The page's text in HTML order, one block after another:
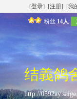
[登录] [注册] [我
粉丝 14人
结義鸽
http://